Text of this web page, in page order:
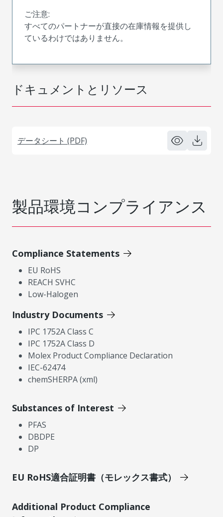
ドキュメントとリソース
データシート (PDF)
ご注意:
すべてのパートナーが直接の在庫情報を提供し
ているわけではありません。
製品環境コンプライアンス
Compliance Statements
EU RoHS
REACH SVHC
Low-Halogen
Industry Documents
IPC 1752A Class C
IPC 1752A Class D
Molex Product Compliance Declaration
IEC-62474
chemSHERPA (xml)
Substances of Interest
PFAS
DBDPE
DP
EU RoHS適合証明書（モレックス書式）
Additional Product Compliance